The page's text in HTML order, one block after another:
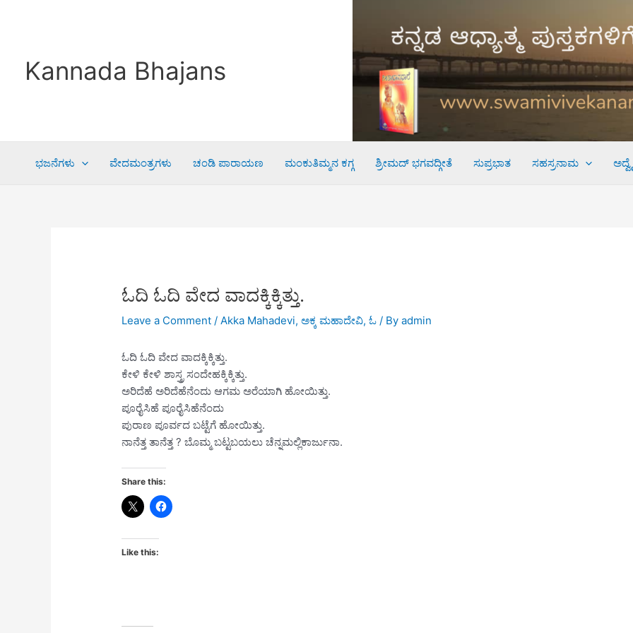
Kannada Bhajans
ಭಜನೆಗಳು ವೇದಮಂತ್ರಗಳು ಚಂಡಿ ಪಾರಾಯಣ ಮಂಕುತಿಮ್ಮನ ಕಗ್ಗ ಶ್ರೀಮದ್ ಭಗವದ್ಗೀತೆ ಸುಪ್ರಭಾತ ಸಹಸ್ರನಾಮ
ಓದಿ ಓದಿ ವೇದ ವಾದಕ್ಕಿಕ್ಕಿತ್ತು.
Leave a Comment /Akka Mahadevi,ಅಕ್ಕ ಮಹಾದೇವಿ,ಓ / Byadmin
ಓದಿ ಓದಿ ವೇದ ವಾದಕ್ಕಿಕ್ಕಿತ್ತು.
ಕೇಳಿ ಕೇಳಿ ಶಾಸ್ತ್ರ ಸಂದೇಹಕ್ಕಿಕ್ಕಿತ್ತು.
ಅರಿದೆಹೆ ಅರಿದೆಹೆನೆಂದು ಆಗಮ ಅರೆಯಾಗಿ ಹೋಯಿತ್ತು.
ಪೂರೈಸಿಹೆ ಪೂರೈಸಿಹೆನೆಂದು
ಪುರಾಣ ಪೂರ್ವದ ಬಟ್ಟೆಗೆ ಹೋಯಿತ್ತು.
ನಾನೆತ್ತ ತಾನೆತ್ತ ? ಬೊಮ್ಮ ಬಟ್ಟಬಯಲು ಚೆನ್ನಮಲ್ಲಿಕಾರ್ಜುನಾ.
Share this:
Like this: